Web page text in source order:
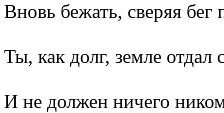
Вновь бежать, сверяя
Ты, как долг, земле отдал
И не должен ничего